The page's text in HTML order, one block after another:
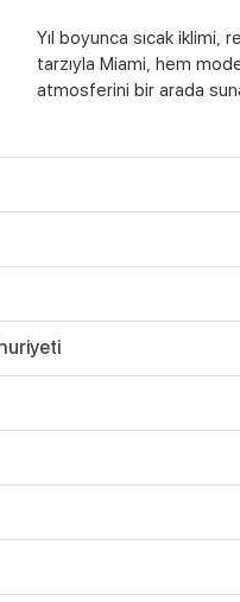
Yıl boyunca sıcak iklimi,
tarzıyla Miami, hem
atmosferini bir arada